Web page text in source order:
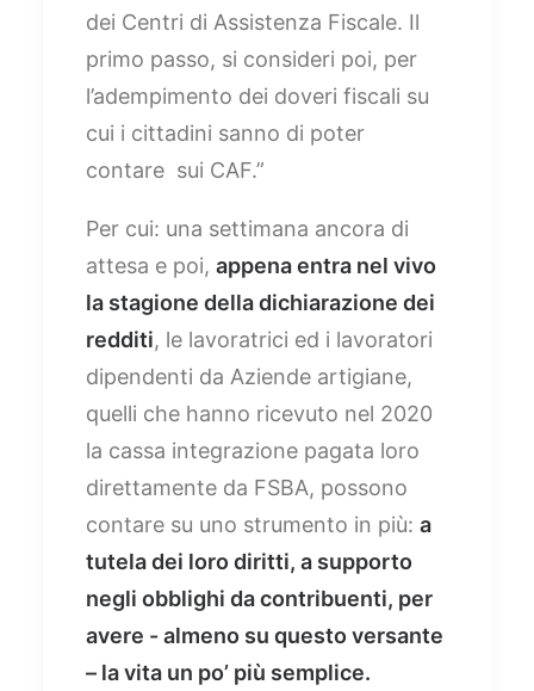
dei Centri di Assistenza Fiscale. Il
primo passo, si consideri poi, per
l’adempimento dei doveri fiscali su
cui i cittadini sanno di poter
contare sui CAF.”
Per cui: una settimana ancora di
attesa e poi, appena entra nel vivo
la stagione della dichiarazione dei
redditi, le lavoratrici ed i lavoratori
dipendenti da Aziende artigiane,
quelli che hanno ricevuto nel 2020
la cassa integrazione pagata loro
direttamente da FSBA, possono
contare su uno strumento in più: a
tutela dei loro diritti, a supporto
negli obblighi da contribuenti, per
avere - almeno su questo versante
– la vita un po’ più semplice.